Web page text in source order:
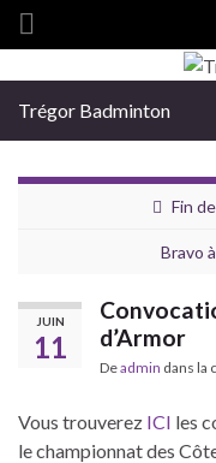
Search for:
Trégor Badminton
Fin
Bravo
JUIN
11
d’Armor
Deadmin dans la
Vous trouverez ICI les
le championnat des